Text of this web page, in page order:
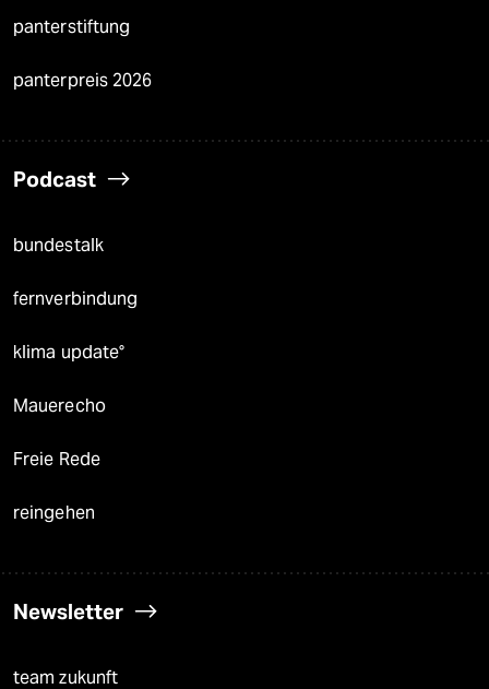
panterstiftung
panterpreis 2026
Podcast
bundestalk
fernverbindung
klima update°
Mauerecho
Freie Rede
reingehen
Newsletter
team zukunft